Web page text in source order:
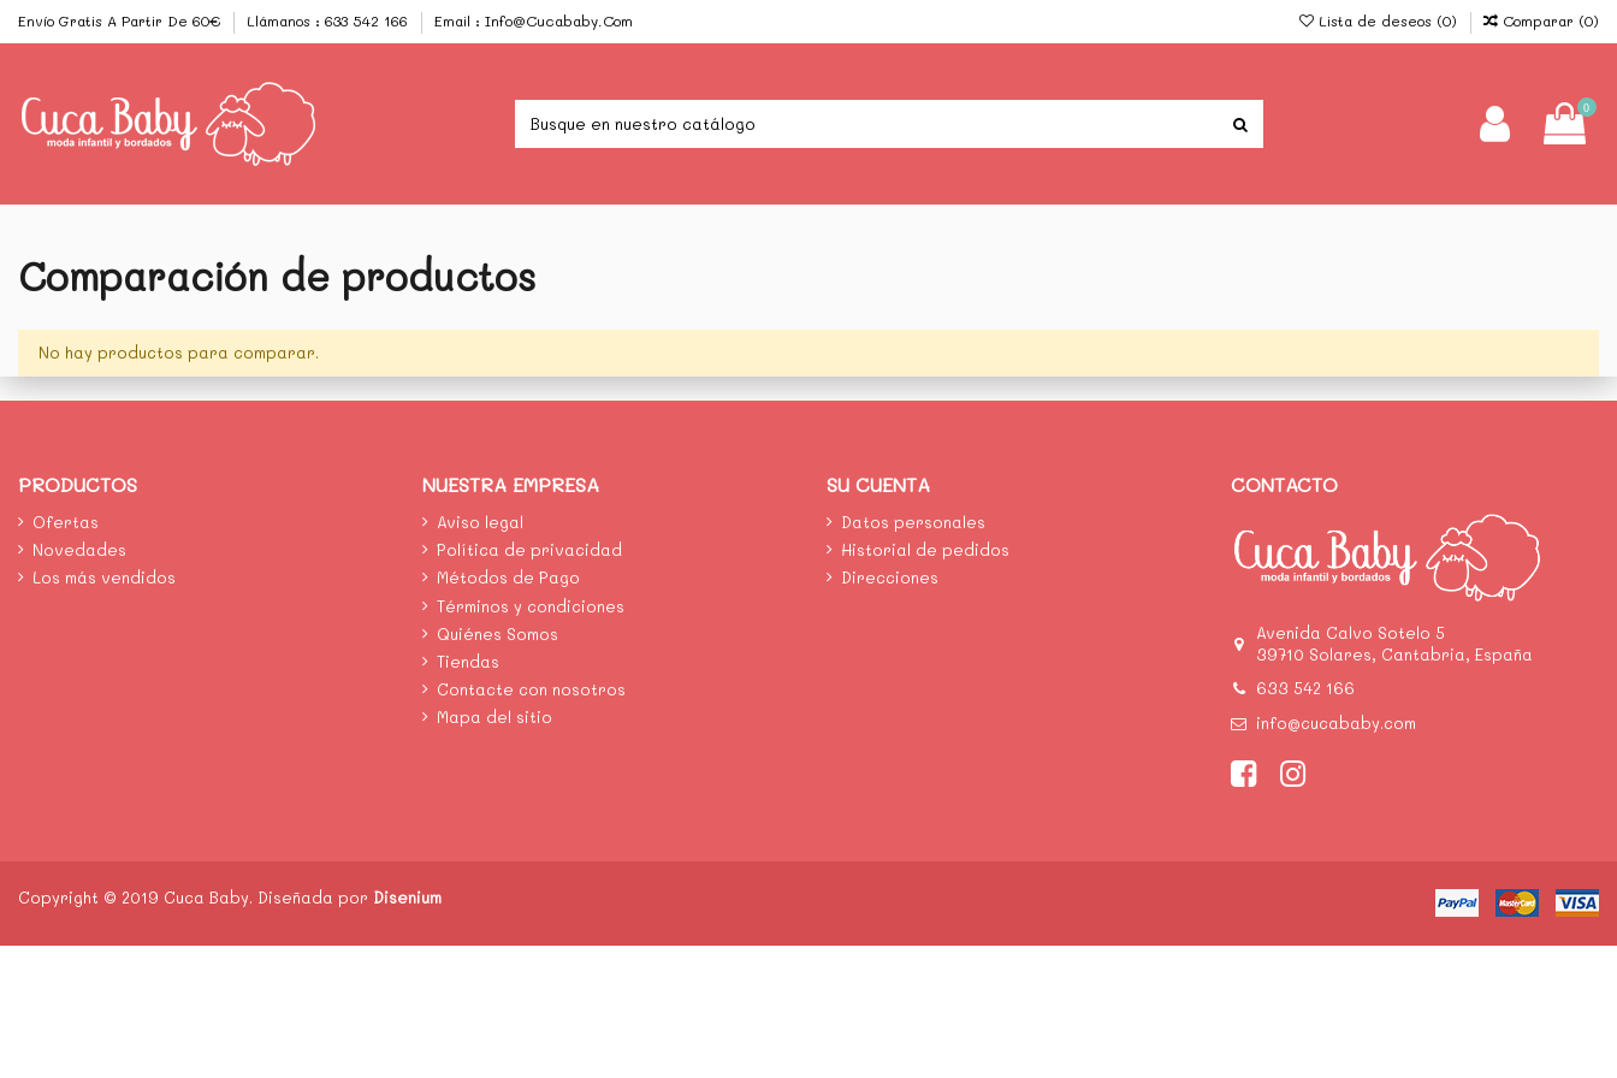
Envío Gratis A Partir De 60€ Llámanos : 633 542 166 Email : Info@Cucababy.Com Lista de deseos (0) Comparar (0)
0
Comparación de productos
No hay productos para comparar.
PRODUCTOS
Ofertas
Novedades
Los más vendidos
NUESTRA EMPRESA
Aviso legal
Política de privacidad
Métodos de Pago
Términos y condiciones
Quiénes Somos
Tiendas
Contacte con nosotros
Mapa del sitio
SU CUENTA
Datos personales
Historial de pedidos
Direcciones
CONTACTO
Avenida Calvo Sotelo 5
39710 Solares, Cantabria, España
633 542 166
info@cucababy.com
Copyright © 2019 Cuca Baby. Diseñada por Disenium